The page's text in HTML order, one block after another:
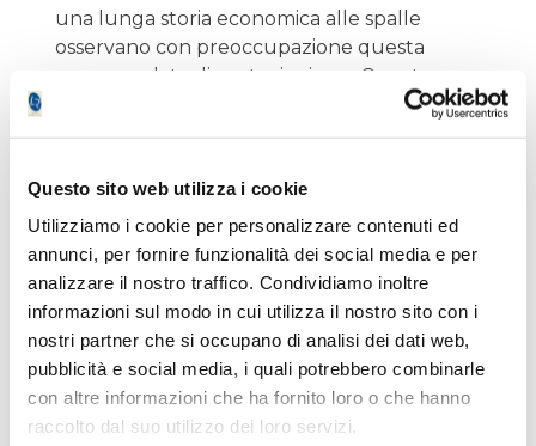
Questo sito web utilizza i cookie
Utilizziamo i cookie per personalizzare contenuti ed
annunci, per fornire funzionalità dei social media e per
analizzare il nostro traffico. Condividiamo inoltre
informazioni sul modo in cui utilizza il nostro sito con i
nostri partner che si occupano di analisi dei dati web,
pubblicità e social media, i quali potrebbero combinarle
con altre informazioni che ha fornito loro o che hanno
raccolto dal suo utilizzo dei loro servizi.
una lunga storia economica alle spalle
osservano con preoccupazione questa
nuova ondata di protezionismo. Queste aree
hanno già sperimentato, nel corso dei secoli,
i danni causati da politiche commerciali
continente” voglia ignorare queste lezioni,
preferendo testare su sé stesso gli effetti di
queste scelte.
La reazione di Messico e Canada non si è
fatta attendere. La presidente messicana
Claudia Sheinbaum ha annunciato tariffe di
ritorsione, mentre il primo ministro canadese
Justin Trudeau ha avvertito che i dazi